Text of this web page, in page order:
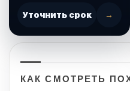
Уточнить срок →
КАК СМОТРЕТЬ